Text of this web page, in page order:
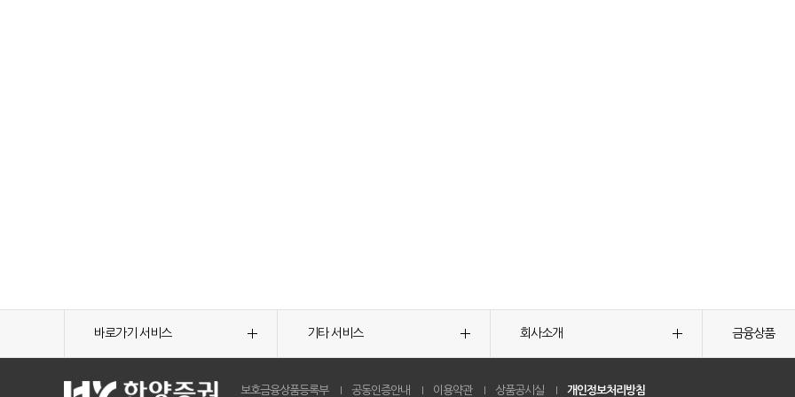
바로가기 서비스 기타 서비스 회사소개 금융상품
보호금융상품등록부 공동인증안내 이용약관 상품공시실 개인정보처리방침